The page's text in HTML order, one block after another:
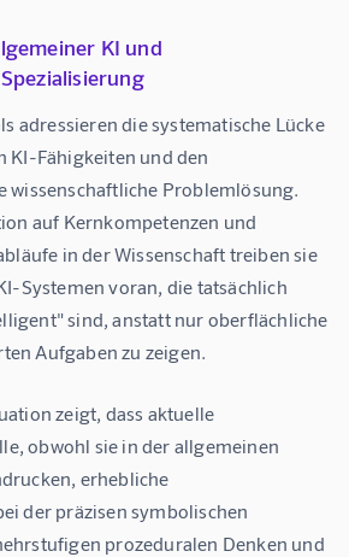
KI und
adressieren die systematische Lücke
KI-Fähigkeiten und den
wissenschaftliche Problemlösung.
auf Kernkompetenzen und
in der Wissenschaft treiben sie
Systemen voran, die tatsächlich
sind, anstatt nur oberflächliche
Aufgaben zu zeigen.
zeigt, dass aktuelle
obwohl sie in der allgemeinen
erhebliche
der präzisen symbolischen
prozeduralen Denken und